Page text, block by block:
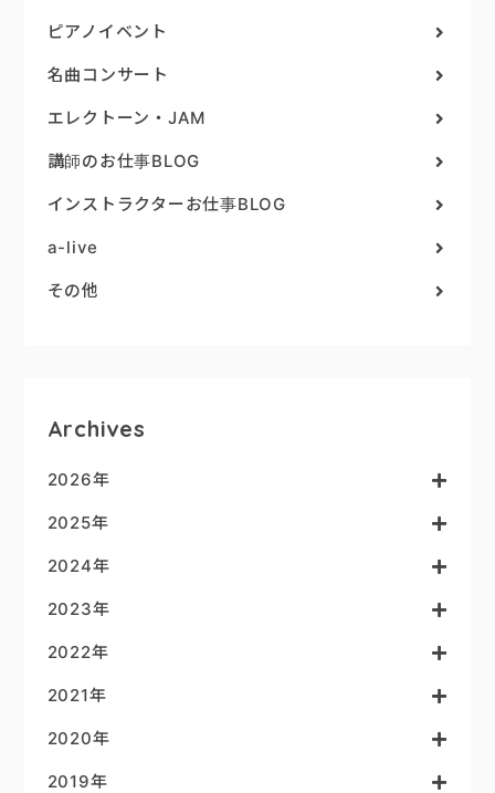
ピアノイベント
名曲コンサート
エレクトーン・JAM
講師のお仕事BLOG
インストラクターお仕事BLOG
a-live
その他
Archives
2026年
2025年
2024年
2023年
2022年
2021年
2020年
2019年